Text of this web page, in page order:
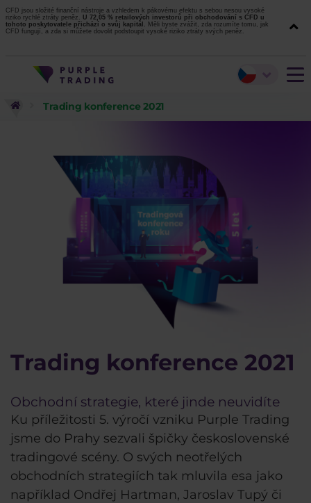
CFD jsou složité finanční nástroje a vzhledem k pákovému efektu s sebou nesou vysoké
riziko rychlé ztráty peněz. U 72,05 % retailových investorů při obchodování s CFD u
tohoto poskytovatele přichází o svůj kapitál. Měli byste zvážit, zda rozumíte tomu, jak
CFD fungují, a zda si můžete dovolit podstoupit vysoké riziko ztráty svých peněz.
Trading konference 2021
Trading konference 2021
Obchodní strategie, které jinde neuvidíte
Ku příležitosti 5. výročí vzniku Purple Trading
jsme do Prahy sezvali špičky československé
tradingové scény. O svých neotřelých
obchodních strategiích tak mluvila esa jako
například Ondřej Hartman, Jaroslav Tupý či